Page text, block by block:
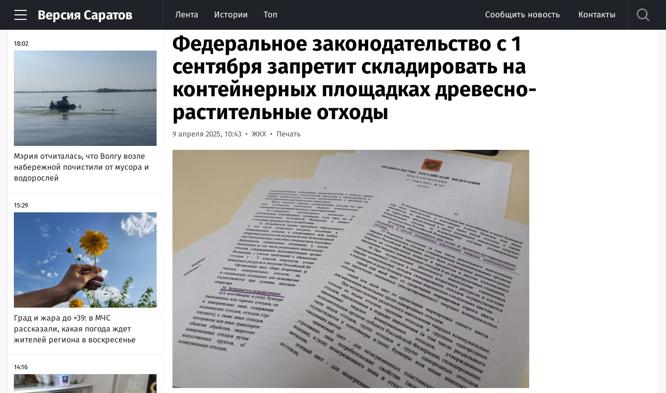
Версия Саратов Лента Истории Топ Сообщить новость Контакты
НОВОСТИ АРХИВ
18:02
Мэрия отчиталась, что Волгу возле
набережной почистили от мусора и
водорослей
15:29
Град и жара до +39: в МЧС
рассказали, какая погода ждет
жителей региона в воскресенье
14:16
Федеральное законодательство с 1
сентября запретит складировать на
контейнерных площадках древесно-
растительные отходы
9 апреля 2025, 10:43 ЖКХ Печать